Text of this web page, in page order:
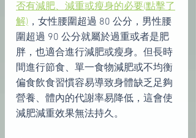
否有減肥、減重或瘦身的必要(點擊了
解) ，女性腰圍超過 80 公分，男性腰
圍超過 90 公分就屬於過重或者是肥
胖，也適合進行減肥或瘦身。但長時
間進行節食、單一食物減肥或不均衡
偏食飲食習慣容易導致身體缺乏足夠
營養、體內的代謝率易降低，這會使
減肥減重效果無法持久。